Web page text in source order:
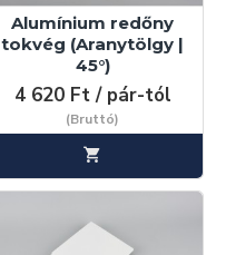
Alumínium redőny
tokvég (Aranytölgy |
45°)
4 620 Ft / pár-tól
(Bruttó)